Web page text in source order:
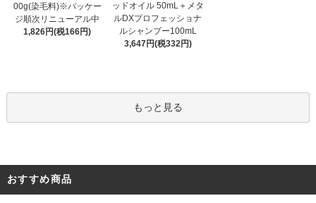
00g(染毛料)※パッケー
ジ順次リニューアル中
1,826円(税166円)
ッドオイル 50mL＋メタ
ルDXプロフェッショナ
ルシャンプー100mL
3,647円(税332円)
もっと見る
おすすめ商品